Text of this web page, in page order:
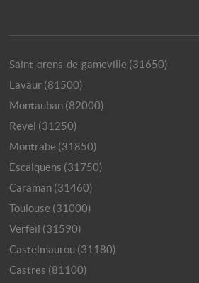
Saint-orens-de-gameville (31650)
Lavaur (81500)
Montauban (82000)
Revel (31250)
Montrabe (31850)
Escalquens (31750)
Caraman (31460)
Toulouse (31000)
Verfeil (31590)
Castelmaurou (31180)
Castres (81100)